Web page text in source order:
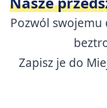
Pozwól swojemu
Zapisz je do